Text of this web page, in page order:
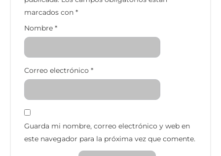
marcados con*
Nombre*
Correo electrónico*
Guarda mi nombre, correo electrónico y web en
este navegador para la próxima vez que comente.